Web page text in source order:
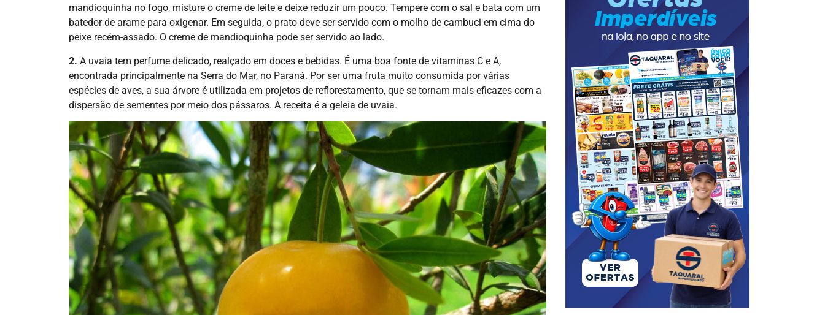
mandioquinha no fogo, misture o creme de leite e deixe reduzir um pouco. Tempere com o sal e bata com um
batedor de arame para oxigenar. Em seguida, o prato deve ser servido com o molho de cambuci em cima do
peixe recém-assado. O creme de mandioquinha pode ser servido ao lado.
2. A uvaia tem perfume delicado, realçado em doces e bebidas. É uma boa fonte de vitaminas C e A,
encontrada principalmente na Serra do Mar, no Paraná. Por ser uma fruta muito consumida por várias
espécies de aves, a sua árvore é utilizada em projetos de reflorestamento, que se tornam mais eficazes com a
dispersão de sementes por meio dos pássaros. A receita é a geleia de uvaia.